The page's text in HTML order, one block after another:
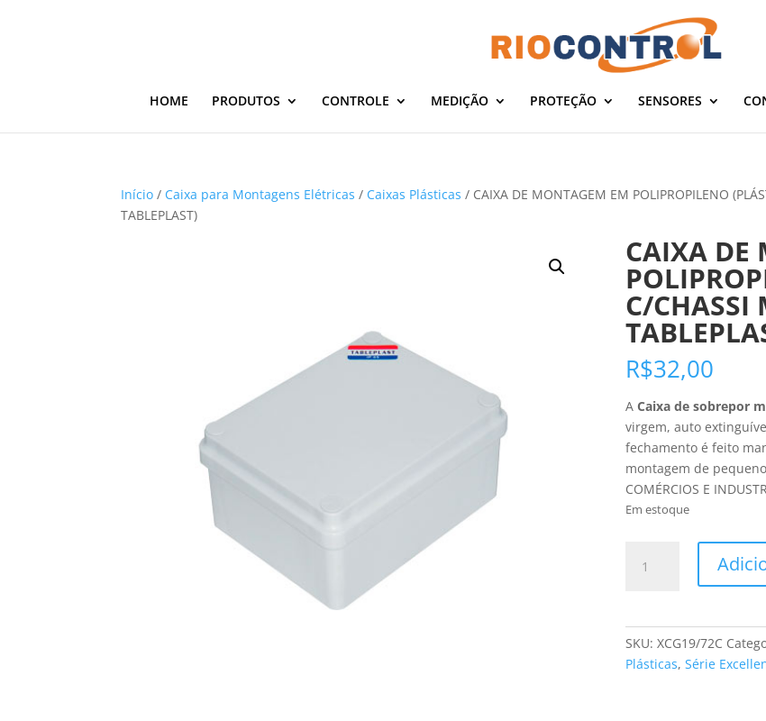
HOME PRODUTOS CONTROLE MEDIÇÃO PROTEÇÃO SENSORES
Início / Caixa para Montagens Elétricas / Caixas Plásticas / CAIXA DE MONTAGEM EM POLIPROPILENO
TABLEPLAST)
CAIXA DE
C/CHASSI
R$32,00
ACaixa de sobrepor
virgem, auto
fechamento é feito
montagem de
COMÉRCIOS E
Em estoque
MONTAGEM
(PLÁSTICO)
SKU: XCG19/72C
Plásticas, Série